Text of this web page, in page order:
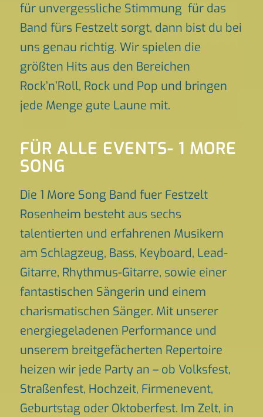
für unvergessliche Stimmung für das
Band fürs Festzelt sorgt, dann bist du bei
uns genau richtig. Wir spielen die
größten Hits aus den Bereichen
Rock’n’Roll, Rock und Pop und bringen
jede Menge gute Laune mit.
FÜR ALLE EVENTS- 1 MORE
SONG
Die 1 More Song Band fuer Festzelt
Rosenheim besteht aus sechs
talentierten und erfahrenen Musikern
am Schlagzeug, Bass, Keyboard, Lead-
Gitarre, Rhythmus-Gitarre, sowie einer
fantastischen Sängerin und einem
charismatischen Sänger. Mit unserer
energiegeladenen Performance und
unserem breitgefächerten Repertoire
heizen wir jede Party an – ob Volksfest,
Straßenfest, Hochzeit, Firmenevent,
Geburtstag oder Oktoberfest. Im Zelt, in